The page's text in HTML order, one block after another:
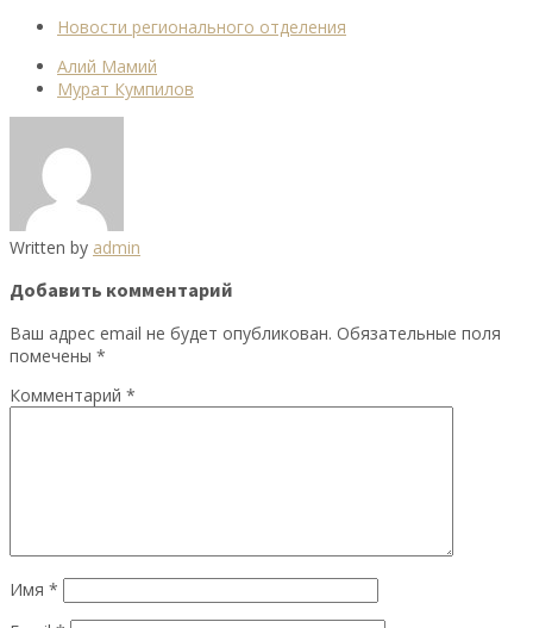
Новости регионального отделения
Алий Мамий
Мурат Кумпилов
Written by admin
Добавить комментарий
Ваш адрес email не будет опубликован. Обязательные поля
помечены *
Комментарий *
Имя *